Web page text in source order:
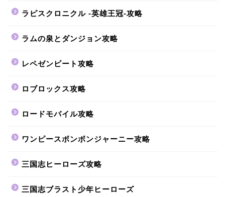
ラピスクロニクル -英雄王冠-攻略
ラムの泉とダンジョン攻略
レペゼンビート攻略
ロブロックス攻略
ロードモバイル攻略
ワンピースボンボンジャーニー攻略
三国志ヒーローズ攻略
三国志ブラスト少年ヒーローズ